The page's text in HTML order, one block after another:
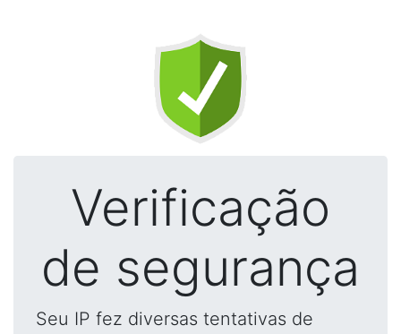
Verificação
de segurança
Seu IP fez diversas tentativas de